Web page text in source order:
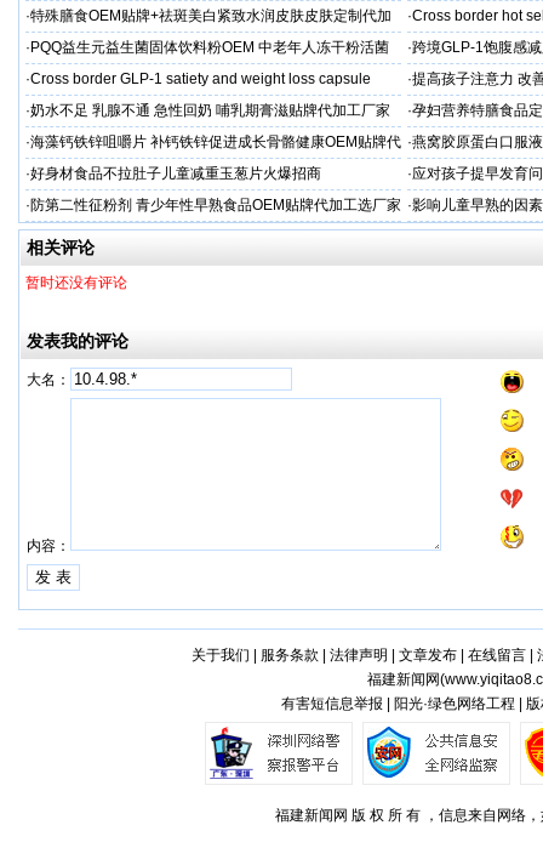
保准则
贷，月供少还30%！
·特殊膳食OEM贴牌+祛斑美白紧致水润皮肤皮肤定制代加
工厂家
·Cross border hot
· PQQ益生元益生菌固体饮料粉OEM 中老年人冻干粉活菌
粉贴牌代加工
·跨境GLP-1饱腹感
·Cross border GLP-1 satiety and weight loss capsule ·提高孩子注意力 改
·奶水不足 乳腺不通 急性回奶 哺乳期膏滋贴牌代加工厂家 ·孕妇营养特膳食品
工厂
·海藻钙铁锌咀嚼片 补钙铁锌促进成长骨骼健康OEM贴牌代
加工
·燕窝胶原蛋白口服
牌
·好身材食品不拉肚子儿童减重玉葱片火爆招商 ·应对孩子提早发育
答案
·防第二性征粉剂 青少年性早熟食品OEM贴牌代加工选厂家 ·影响儿童早熟的因
代工厂
相关评论
暂时还没有评论
发表我的评论
大名：
内容：
关于我们 服务条款 法律声明 文章发布| 在线留言|
福建新闻网(
有害短信息举报 | 阳光·绿色网络工程 |
福建新闻网 版 权 所 有 ，信息来自网络